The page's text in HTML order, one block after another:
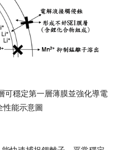
穩定第一層薄膜並強化導電
性能示意圖